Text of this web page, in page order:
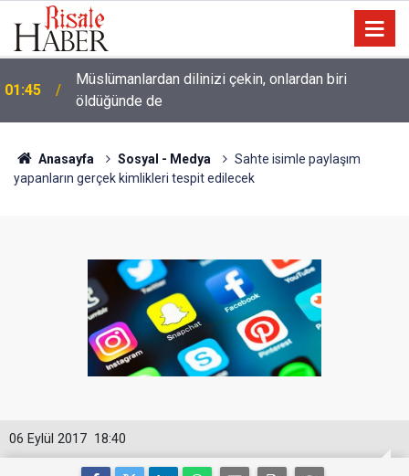
01:45
Müslümanlardan dilinizi çekin, onlardan biri
öldüğünde de
Anasayfa Sosyal - Medya
Sahte isimle paylaşım
yapanların gerçek kimlikleri tespit edilecek
18:40
06 Eylül 2017